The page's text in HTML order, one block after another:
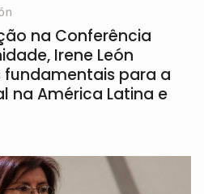
na Conferência
Irene León
para a
na América Latina e